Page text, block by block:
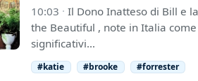
10:03 · Il Dono Inatteso di Bill e
the Beautiful , note in Italia
significativi…
#katie #brooke #forrester